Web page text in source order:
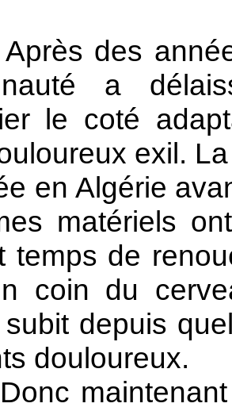
des années
a
le coté
exil.
en Algérie
matériels
temps de
coin du
subit depuis
douloureux.
maintenant